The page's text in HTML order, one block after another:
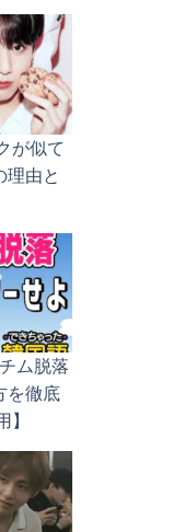
が似て
理由と
ム脱落
を徹底
】